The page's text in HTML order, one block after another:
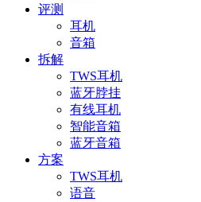
评测
耳机
音箱
拆解
TWS耳机
蓝牙脖挂
有线耳机
智能音箱
蓝牙音箱
方案
TWS耳机
语音